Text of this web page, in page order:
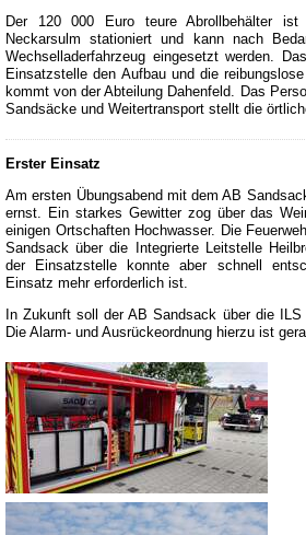
Der 120 000 Euro teure Abrollbehälter ist
Neckarsulm stationiert und kann nach
Wechselladerfahrzeug eingesetzt werden.
Einsatzstelle den Aufbau und die
kommt von der Abteilung Dahenfeld. Das
Sandsäcke und Weitertransport stellt die
Erster Einsatz
Am ersten Übungsabend mit dem AB
ernst. Ein starkes Gewitter zog über das
einigen Ortschaften Hochwasser. Die
Sandsack über die Integrierte Leitstelle
der Einsatzstelle konnte aber schnell
Einsatz mehr erforderlich ist.
In Zukunft soll der AB Sandsack über die ILS
Die Alarm- und Ausrückeordnung hierzu ist